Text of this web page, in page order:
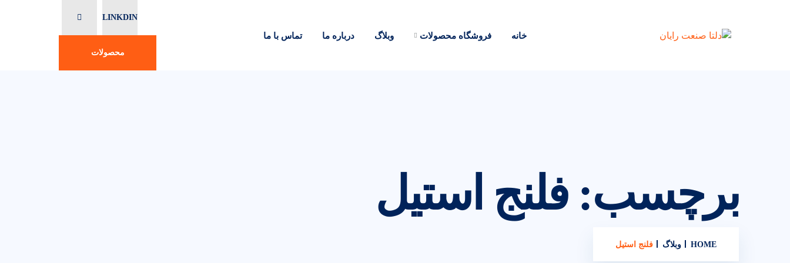
خانه فروشگاه محصولات وبلاگ درباره ما تماس با ما
LINKDIN
محصولات
برچسب:فلنج استیل
HOME وبلاگ فلنج استیل